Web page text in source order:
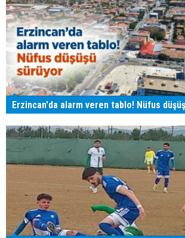
Erzincan'da alarm veren tablo! Nüfus